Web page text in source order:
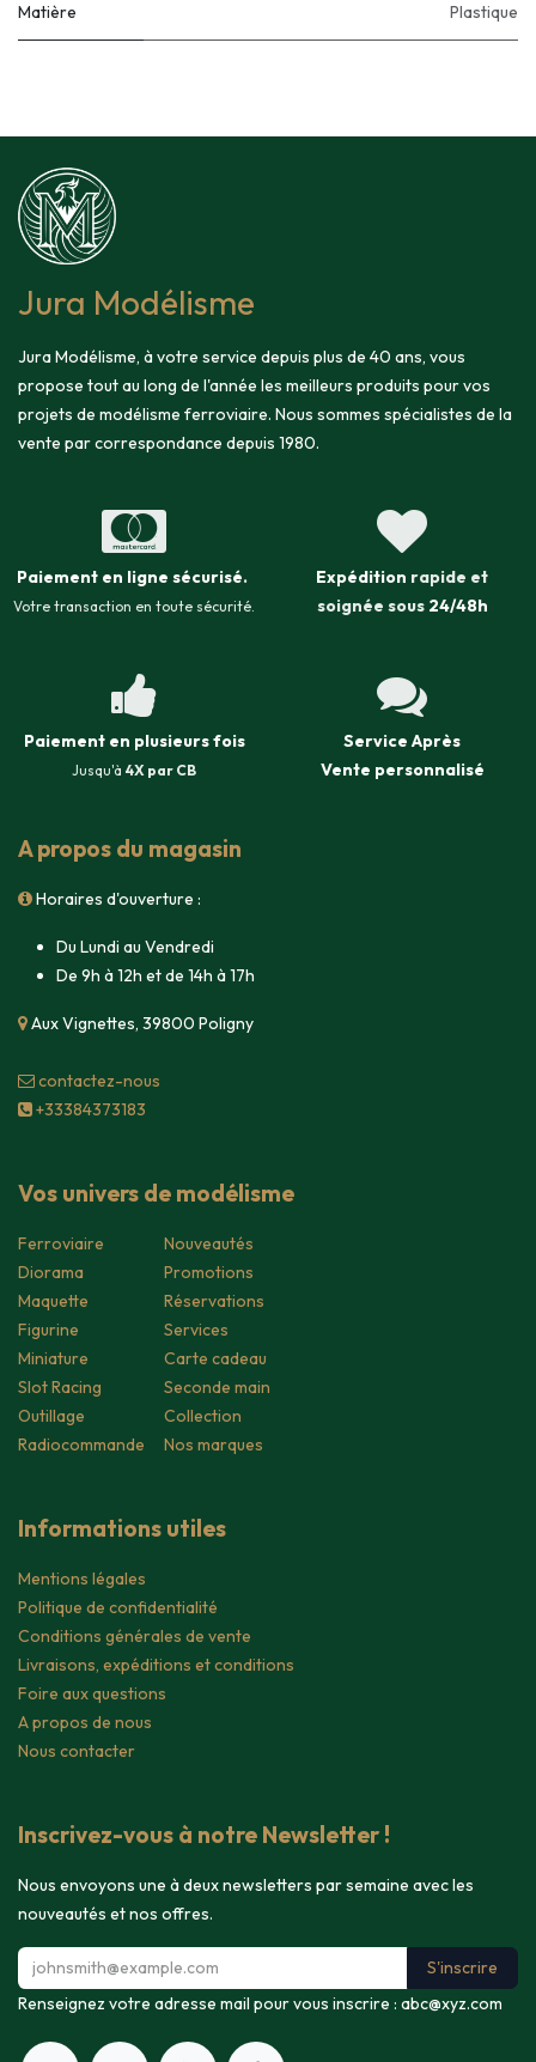
Matière Plastique
Jura Modélisme
Jura Modélisme, à votre service depuis plus de 40 ans, vous
propose tout au long de l'année les meilleurs produits pour vos
projets de modélisme ferroviaire. Nous sommes spécialistes de la
vente par correspondance depuis 1980.
Paiement en ligne sécurisé.
Votre transaction en toute sécurité.
Expédition rapide et
soignée sous 24/48h
Paiement en plusieurs fois
Jusqu'à 4X par CB
Service Après
Vente personnalisé
A propos du magasin
Horaires d'ouverture :
Du Lundi au Vendredi
De 9h à 12h et de 14h à 17h
Aux Vignettes, 39800 Poligny
contacte​z-nous
+33384373183
Vos univers de modélisme
Ferroviaire
Diorama
Maquette
Figurine
Miniature
Slot Racing
Outillage
Radiocommande
Nouveautés
Promotions
Réservations
Services
Carte cadeau
Seconde main
Collection
Nos marques
Informations utiles
Mentions légales
Politique de confidentialité
Conditions générales de vente
Livraisons, expéditions et conditions
Foire aux questions
A propos de nous
Nous contacter
Inscrivez-vous à notre Newsletter !
Nous envoyons une à deux newsletters par semaine avec les
nouveautés et nos offres.
S'inscrire
Renseignez votre adresse mail pour vous inscrire : abc@xyz.com